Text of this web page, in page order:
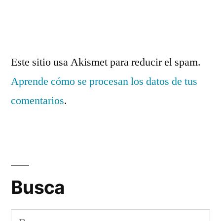
Este sitio usa Akismet para reducir el spam.
Aprende cómo se procesan los datos de tus
comentarios.
Busca
Buscar: